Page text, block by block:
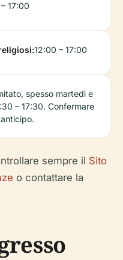
17:00
12:00 – 17:00
spesso martedì e
– 17:30. Confermare
sempre il Sito
o contattare la